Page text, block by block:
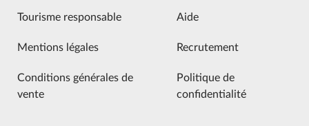
Tourisme responsable Aide
Mentions légales Recrutement
Conditions générales de
vente
Politique de
confidentialité